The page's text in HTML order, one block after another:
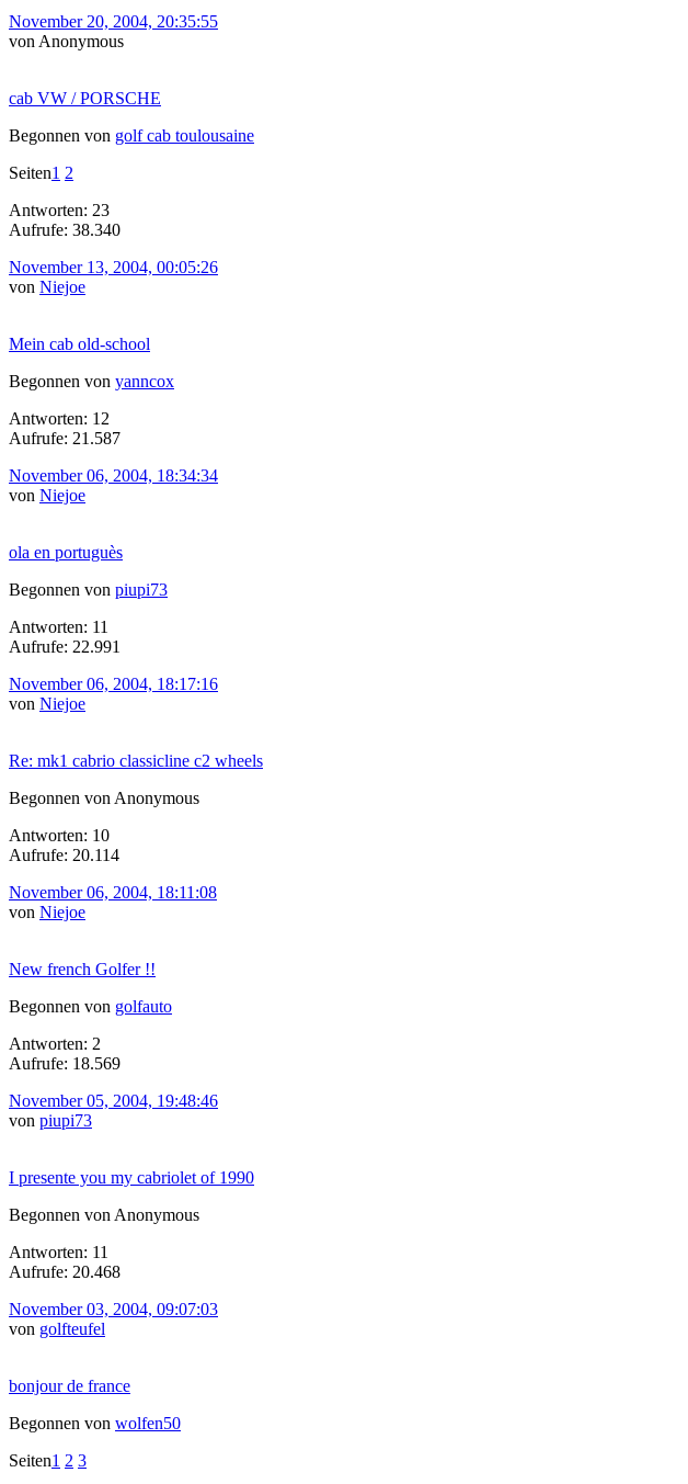
November 20, 2004, 20:35:55
von Anonymous
cab VW / PORSCHE
Begonnen von golf cab toulousaine
Seiten1 2
Antworten: 23
Aufrufe: 38.340
November 13, 2004, 00:05:26
von Niejoe
Mein cab old-school
Begonnen von yanncox
Antworten: 12
Aufrufe: 21.587
November 06, 2004, 18:34:34
von Niejoe
ola en portuguès
Begonnen von piupi73
Antworten: 11
Aufrufe: 22.991
November 06, 2004, 18:17:16
von Niejoe
Re: mk1 cabrio classicline c2 wheels
Begonnen von Anonymous
Antworten: 10
Aufrufe: 20.114
November 06, 2004, 18:11:08
von Niejoe
New french Golfer !!
Begonnen von golfauto
Antworten: 2
Aufrufe: 18.569
November 05, 2004, 19:48:46
von piupi73
I presente you my cabriolet of 1990
Begonnen von Anonymous
Antworten: 11
Aufrufe: 20.468
November 03, 2004, 09:07:03
von golfteufel
bonjour de france
Begonnen von wolfen50
Seiten1 2 3